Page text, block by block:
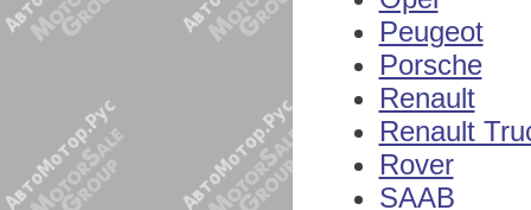
Peugeot
Porsche
Renault
Renault
Rover
SAAB